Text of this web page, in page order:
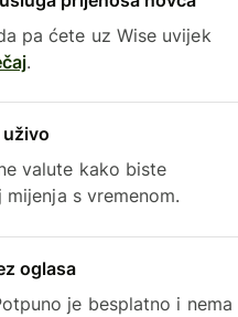
pa ćete uz Wise uvijek
.
valute kako biste
s vremenom.
oglasa
je besplatno i nema